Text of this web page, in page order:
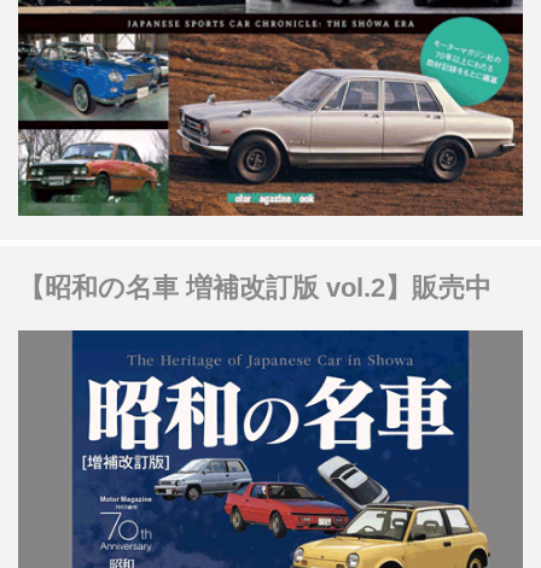
【昭和の名車 増補改訂版 vol.2】販売中